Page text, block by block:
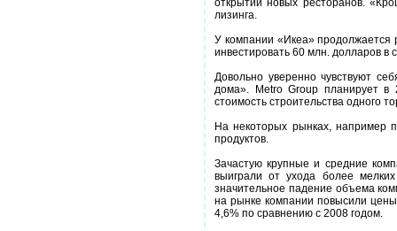
открытии новых ресторанов.
лизинга.
У компании «Икеа» продолжается
инвестировать 60 млн. долларов в
Довольно уверенно чувствуют
дома». Metro Group планирует в
стоимость строительства одного
На некоторых рынках, например
продуктов.
Зачастую крупные и средние
выиграли от ухода более
значительное падение объема
на рынке компании повысили
4,6% по сравнению с 2008 годом.